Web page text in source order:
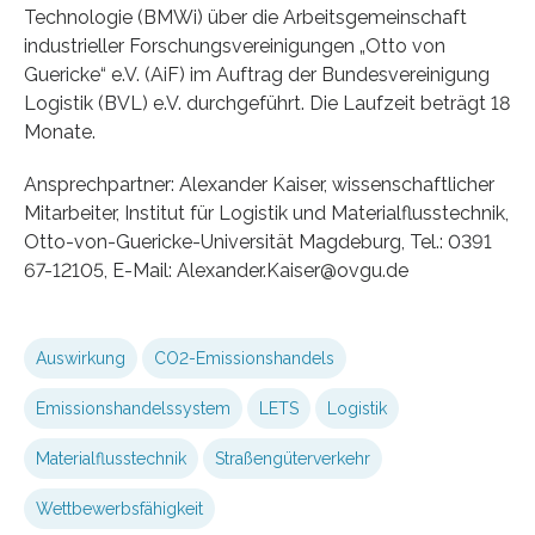
Technologie (BMWi) über die Arbeitsgemeinschaft
industrieller Forschungsvereinigungen „Otto von
Guericke“ e.V. (AiF) im Auftrag der Bundesvereinigung
Logistik (BVL) e.V. durchgeführt. Die Laufzeit beträgt 18
Monate.
Ansprechpartner: Alexander Kaiser, wissenschaftlicher
Mitarbeiter, Institut für Logistik und Materialflusstechnik,
Otto-von-Guericke-Universität Magdeburg, Tel.: 0391
67-12105, E-Mail: Alexander.Kaiser@ovgu.de
Auswirkung CO2-Emissionshandels
Emissionshandelssystem LETS Logistik
Materialflusstechnik Straßengüterverkehr
Wettbewerbsfähigkeit